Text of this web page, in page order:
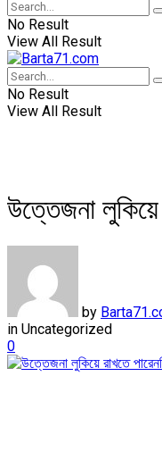
No Result
View All Result
No Result
View All Result
উত্তেজনা লুকিয়ে
by
in Uncategorized
0